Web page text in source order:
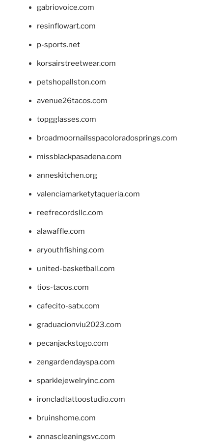
gabriovoice.com
resinflowart.com
p-sports.net
korsairstreetwear.com
petshopallston.com
avenue26tacos.com
topgglasses.com
broadmoornailsspacoloradosprings.com
missblackpasadena.com
anneskitchen.org
valenciamarketytaqueria.com
reefrecordsllc.com
alawaffle.com
aryouthfishing.com
united-basketball.com
tios-tacos.com
cafecito-satx.com
graduacionviu2023.com
pecanjackstogo.com
zengardendayspa.com
sparklejewelryinc.com
ironcladtattoostudio.com
bruinshome.com
annascleaningsvc.com